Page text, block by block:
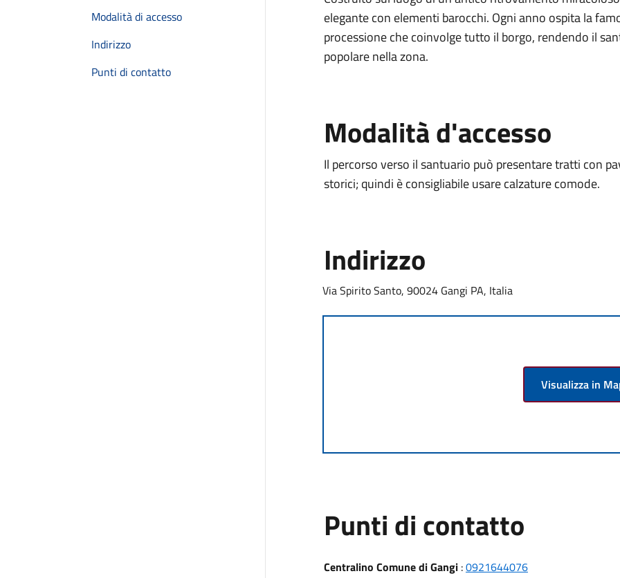
Modalità di accesso
Indirizzo
Punti di contatto
elegante con elementi barocchi. Ogni anno ospita la
processione che coinvolge tutto il borgo, rendendo il
popolare nella zona.
Modalità d'accesso
Il percorso verso il santuario può presentare tratti con
storici; quindi è consigliabile usare calzature comode.
Indirizzo
Via Spirito Santo, 90024 Gangi PA, Italia
Visualizza in
Punti di contatto
Centralino Comune di Gangi:0921644076